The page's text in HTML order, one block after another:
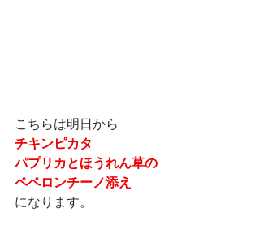
こちらは明日から
チキンピカタ
パプリカとほうれん草の
ペペロンチーノ添え
になります。